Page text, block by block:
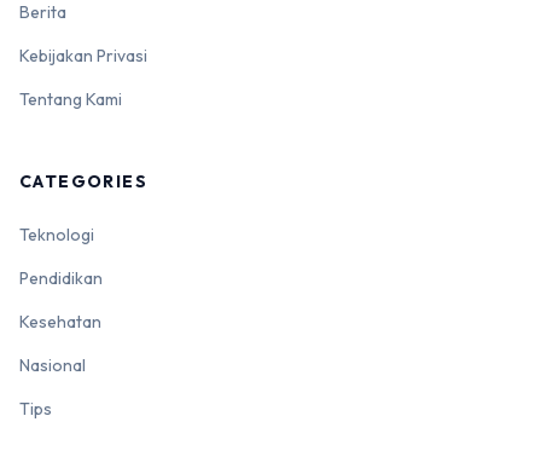
Berita
Kebijakan Privasi
Tentang Kami
CATEGORIES
Teknologi
Pendidikan
Kesehatan
Nasional
Tips